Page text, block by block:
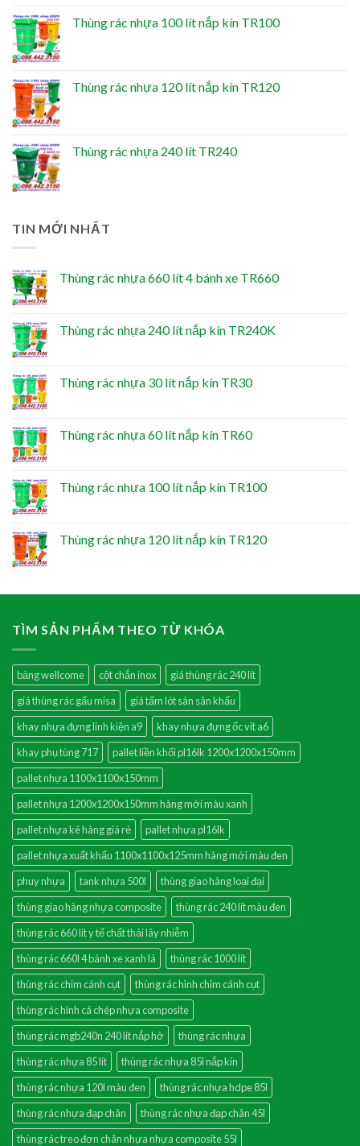
Thùng rác nhựa 100 lít nắp kín TR100
Thùng rác nhựa 120 lít nắp kín TR120
Thùng rác nhựa 240 lít TR240
TIN MỚI NHẤT
Thùng rác nhựa 660 lít 4 bánh xe TR660
Thùng rác nhựa 240 lít nắp kín TR240K
Thùng rác nhựa 30 lít nắp kín TR30
Thùng rác nhựa 60 lít nắp kín TR60
Thùng rác nhựa 100 lít nắp kín TR100
Thùng rác nhựa 120 lít nắp kín TR120
TÌM SẢN PHẨM THEO TỪ KHÓA
bảng wellcome cột chắn inox
giá thùng rác 240 lít
giá thùng rác gấu misa
giá tấm lót sàn sân khấu
khay nhựa đựng linh kiện a9
khay nhựa đựng ốc vít a6
khay phụ tùng 717
pallet liền khối pl16lk 1200x1200x150mm
pallet nhựa 1100x1100x150mm
pallet nhựa 1200x1200x150mm hàng mới màu xanh
pallet nhựa kê hàng giá rẻ
pallet nhựa pl16lk
pallet nhựa xuất khẩu 1100x1100x125mm hàng mới màu đen
phuy nhựa
tank nhựa 500l
thùng giao hàng loại đại
thùng giao hàng nhựa composite
thùng rác 240 lít màu đen
thùng rác 660 lít y tế chất thải lây nhiễm
thùng rác 660l 4 bánh xe xanh lá
thùng rác 1000 lít
thùng rác chim cánh cụt
thùng rác hình chim cánh cụt
thùng rác hình cá chép nhựa composite
thùng rác mgb240n 240 lít nắp hở
thùng rác nhựa
thùng rác nhựa 85 lít
thùng rác nhựa 85l nắp kín
thùng rác nhựa 120l màu đen
thùng rác nhựa hdpe 85l
thùng rác nhựa đạp chân
thùng rác nhựa đạp chân 45l
thùng rác treo đơn chân nhựa nhựa composite 55l